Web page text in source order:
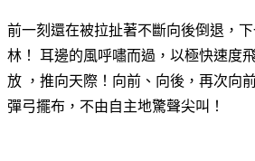
前一刻還在被拉扯著不斷向後倒退，
林！ 耳邊的風呼嘯而過，以極快速度
放 ，推向天際！向前、向後，再次向
彈弓擺布，不由自主地驚聲尖叫！